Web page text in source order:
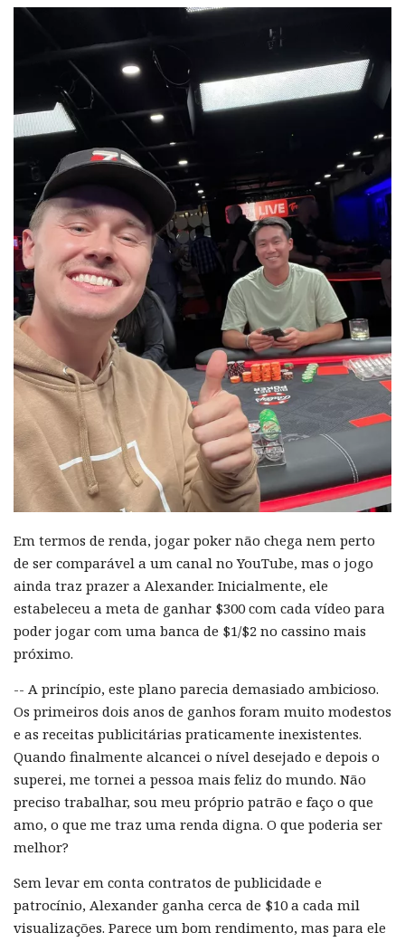
Em termos de renda, jogar poker não chega nem perto
de ser comparável a um canal no YouTube, mas o jogo
ainda traz prazer a Alexander. Inicialmente, ele
estabeleceu a meta de ganhar $300 com cada vídeo para
poder jogar com uma banca de $1/$2 no cassino mais
próximo.
-- A princípio, este plano parecia demasiado ambicioso.
Os primeiros dois anos de ganhos foram muito modestos
e as receitas publicitárias praticamente inexistentes.
Quando finalmente alcancei o nível desejado e depois o
superei, me tornei a pessoa mais feliz do mundo. Não
preciso trabalhar, sou meu próprio patrão e faço o que
amo, o que me traz uma renda digna. O que poderia ser
melhor?
Sem levar em conta contratos de publicidade e
patrocínio, Alexander ganha cerca de $10 a cada mil
visualizações. Parece um bom rendimento, mas para ele